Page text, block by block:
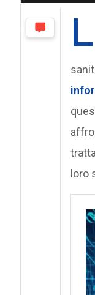
L
loro